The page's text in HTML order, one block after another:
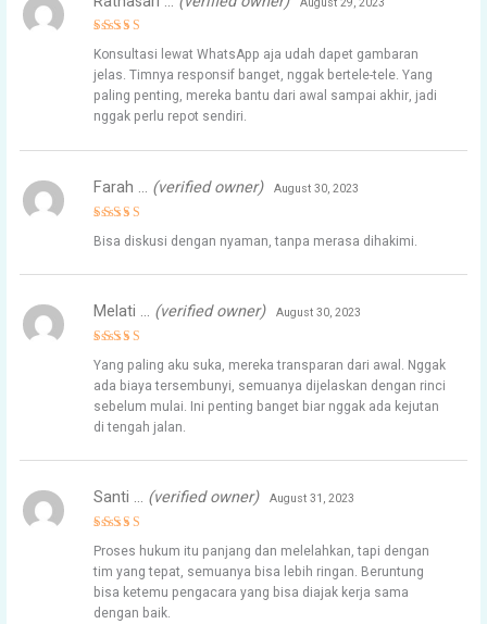
Rated
out of 5
Konsultasi lewat WhatsApp aja udah dapet gambaran
jelas. Timnya responsif banget, nggak bertele-tele. Yang
paling penting, mereka bantu dari awal sampai akhir, jadi
nggak perlu repot sendiri.
out of 5
Farah … (verified owner) August 30, 2023
Bisa diskusi dengan nyaman, tanpa merasa dihakimi.
out of 5
Melati … (verified owner) August 30, 2023
Yang paling aku suka, mereka transparan dari awal. Nggak
ada biaya tersembunyi, semuanya dijelaskan dengan rinci
sebelum mulai. Ini penting banget biar nggak ada kejutan
di tengah jalan.
4
out of 5
Santi … (verified owner) August 31, 2023
Proses hukum itu panjang dan melelahkan, tapi dengan
tim yang tepat, semuanya bisa lebih ringan. Beruntung
bisa ketemu pengacara yang bisa diajak kerja sama
dengan baik.